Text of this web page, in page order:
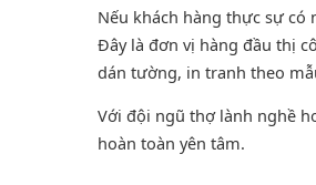
Nếu khách hàng thực sự có
Đây là đơn vị hàng đầu thị
dán tường, in tranh theo
Với đội ngũ thợ lành nghề
hoàn toàn yên tâm.